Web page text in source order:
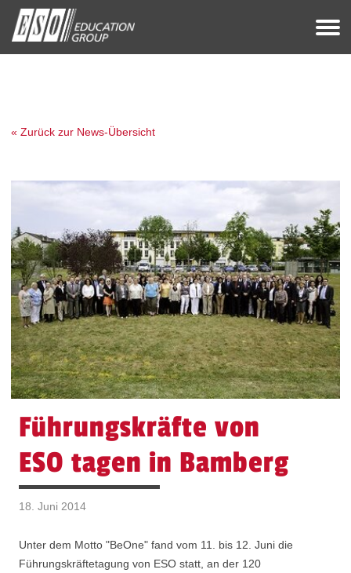
« Zurück zur News-Übersicht
Führungskräfte von
ESO tagen in Bamberg
18. Juni 2014
Unter dem Motto "BeOne" fand vom 11. bis 12. Juni die
Führungskräftetagung von ESO statt, an der 120